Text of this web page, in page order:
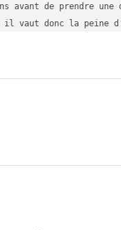
de prendre une
il vaut donc la peine